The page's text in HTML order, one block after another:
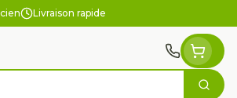
Livraison rapide